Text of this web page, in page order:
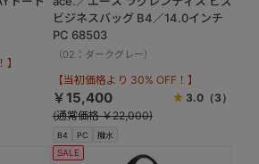
B4 PC 撥水
ビジネスバッグ B4／14.0インチ
PC 68503
（02：ダークグレー）
【当初価格より 30% OFF！】
￥15,400 3.0 （3）
(通常価格 ￥22,000)
SALE